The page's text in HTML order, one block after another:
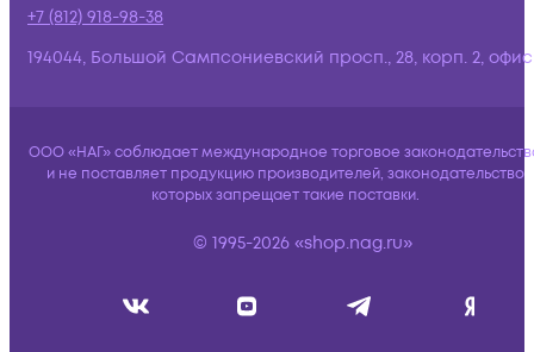
+7 (812) 918-98-38
194044, Большой Сампсониевский просп., 28, корп. 2,
ООО «НАГ» соблюдает международное торговое
и не поставляет продукцию производителей, законодательство
которых запрещает такие поставки.
© 1995-2026 «shop.nag.ru»